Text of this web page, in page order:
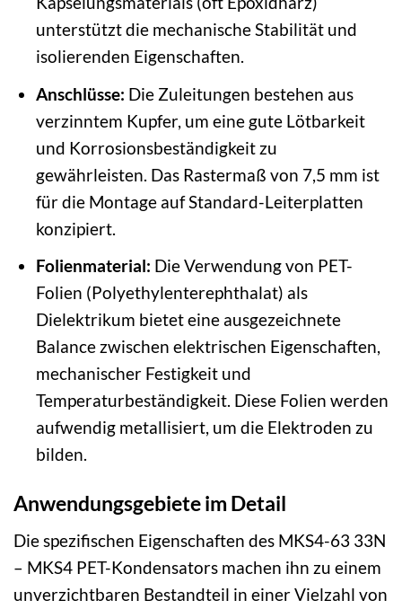
unterstützt die mechanische Stabilität und
isolierenden Eigenschaften.
Anschlüsse: Die Zuleitungen bestehen aus
verzinntem Kupfer, um eine gute Lötbarkeit
und Korrosionsbeständigkeit zu
gewährleisten. Das Rastermaß von 7,5 mm ist
für die Montage auf Standard-Leiterplatten
konzipiert.
Folienmaterial: Die Verwendung von PET-
Folien (Polyethylenterephthalat) als
Dielektrikum bietet eine ausgezeichnete
Balance zwischen elektrischen Eigenschaften,
mechanischer Festigkeit und
Temperaturbeständigkeit. Diese Folien werden
aufwendig metallisiert, um die Elektroden zu
bilden.
Anwendungsgebiete im Detail
Die spezifischen Eigenschaften des MKS4-63 33N
– MKS4 PET-Kondensators machen ihn zu einem
unverzichtbaren Bestandteil in einer Vielzahl von